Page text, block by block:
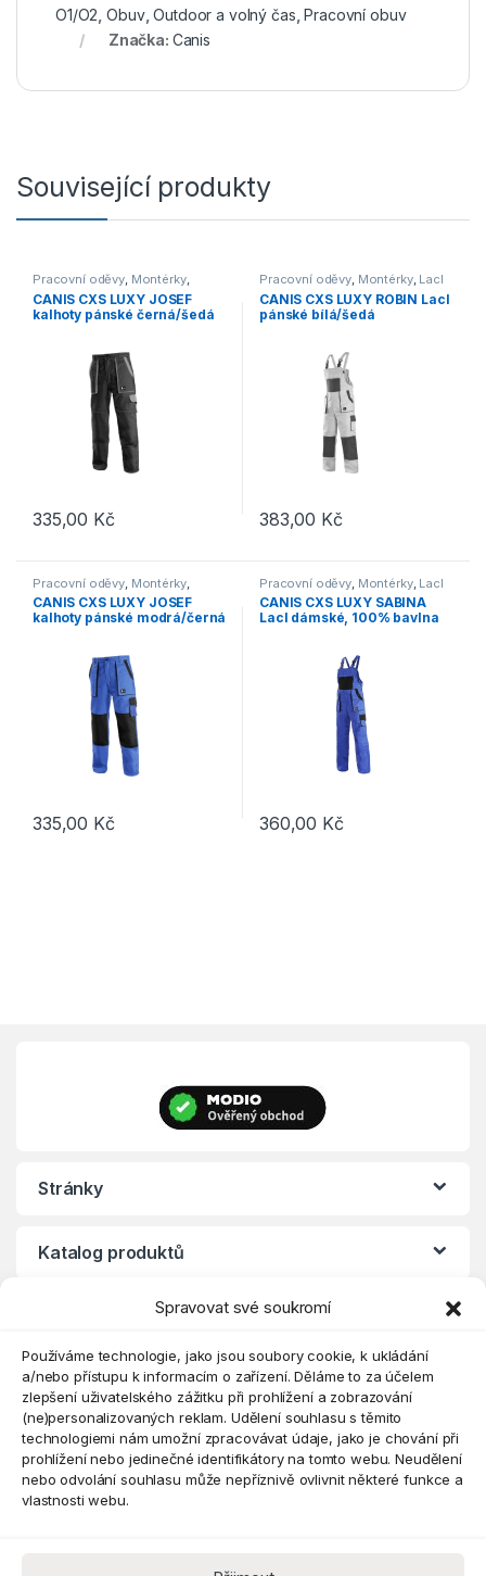
Spravovat své soukromí
Používáme technologie, jako jsou soubory cookie, k ukládání
a/nebo přístupu k informacím o zařízení. Děláme to za účelem
zlepšení uživatelského zážitku při prohlížení a zobrazování
(ne)personalizovaných reklam. Udělení souhlasu s těmito
technologiemi nám umožní zpracovávat údaje, jako je chování při
prohlížení nebo jedinečné identifikátory na tomto webu. Neudělení
nebo odvolání souhlasu může nepříznivě ovlivnit některé funkce a
vlastnosti webu.
O1/O2 ,Obuv,Outdoor a volný čas ,Pracovní obuv
Značka: Canis
Související produkty
Pracovní oděvy, Montérky,
Kalhoty
CANIS CXS LUXY JOSEF
kalhoty pánské černá/šedá
335,00 Kč
Tento produkt má více variant. Možnosti lze vybrat na stránce
Pracovní oděvy, Montérky, Lacl
CANIS CXS LUXY ROBIN Lacl
pánské bílá/šedá
383,00 Kč
Tento produkt má více
Pracovní oděvy Montérky,
Kalhoty
CANIS CXS LUXY JOSEF
kalhoty pánské modrá/černá
335,00 Kč
Tento produkt má více variant. Možnosti lze vybrat na stránce
Pracovní oděvy Montérky, Lacl
CANIS CXS LUXY SABINA
Lacl dámské, 100% bavlna
360,00 Kč
Tento produkt má více
Stránky
Katalog produktů